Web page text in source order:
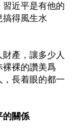
近平是有他的
搞得風生水
產，讓多少人
裸的讚美爲
，長着眼的都一
的關係